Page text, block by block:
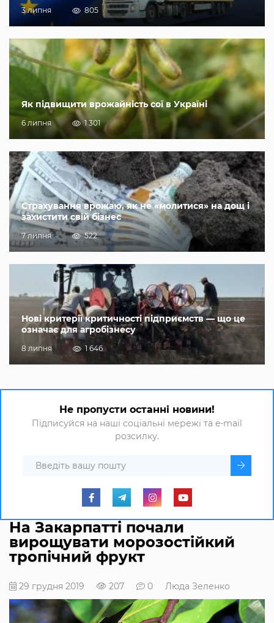
3 липня 805
Як підвищити врожайність сої в Україні
6 липня 1 301
Страхування врожаю, як не «молитися» на дощ і
захистити свій бізнес
7 липня 522
Нові критерії критичності підприємств — що це
означає для агробізнесу
8 липня 1 646
Не пропусти останні новини!
Підписуйся на наші соціальні мережі та e-mail
розсилку.
На Закарпатті почали
вирощувати морозостійкий
тропічний фрукт
29 грудня 2019 207 0 Люда Зеленко